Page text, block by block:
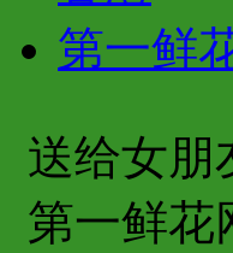
第一鲜
送给女朋
第一鲜花